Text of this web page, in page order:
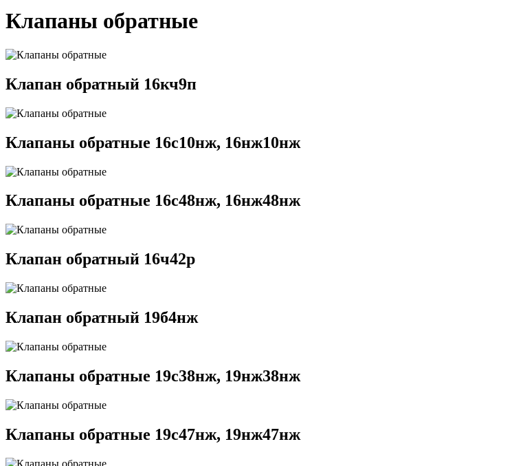
Клапаны обратные
Клапан обратный 16кч9п
Клапаны обратные 16с10нж, 16нж10нж
Клапаны обратные 16с48нж, 16нж48нж
Клапан обратный 16ч42р
Клапан обратный 19б4нж
Клапаны обратные 19с38нж, 19нж38нж
Клапаны обратные 19с47нж, 19нж47нж